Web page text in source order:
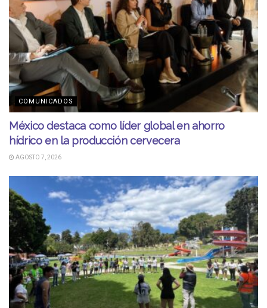
COMUNICADOS
México destaca como líder global en ahorro
hídrico en la producción cervecera
AGOSTO 7, 2026